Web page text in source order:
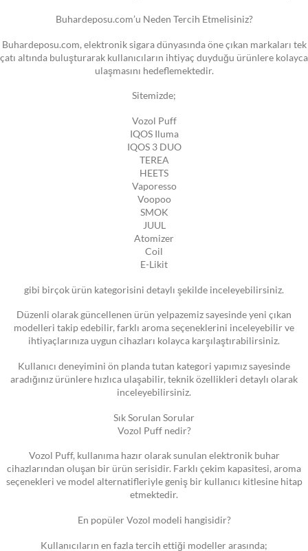
Buhardeposu.com’u Neden Tercih Etmelisiniz?
Buhardeposu.com, elektronik sigara dünyasında öne çıkan markaları tek
çatı altında buluşturarak kullanıcıların ihtiyaç duyduğu ürünlere kolayca
ulaşmasını hedeflemektedir.
Sitemizde;
Vozol Puff
IQOS Iluma
IQOS 3 DUO
TEREA
HEETS
Vaporesso
Voopoo
SMOK
JUUL
Atomizer
Coil
E-Likit
gibi birçok ürün kategorisini detaylı şekilde inceleyebilirsiniz.
Düzenli olarak güncellenen ürün yelpazemiz sayesinde yeni çıkan
modelleri takip edebilir, farklı aroma seçeneklerini inceleyebilir ve
ihtiyaçlarınıza uygun cihazları kolayca karşılaştırabilirsiniz.
Kullanıcı deneyimini ön planda tutan kategori yapımız sayesinde
aradığınız ürünlere hızlıca ulaşabilir, teknik özellikleri detaylı olarak
inceleyebilirsiniz.
Sık Sorulan Sorular
Vozol Puff nedir?
Vozol Puff, kullanıma hazır olarak sunulan elektronik buhar
cihazlarından oluşan bir ürün serisidir. Farklı çekim kapasitesi, aroma
seçenekleri ve model alternatifleriyle geniş bir kullanıcı kitlesine hitap
etmektedir.
En popüler Vozol modeli hangisidir?
Kullanıcıların en fazla tercih ettiği modeller arasında;